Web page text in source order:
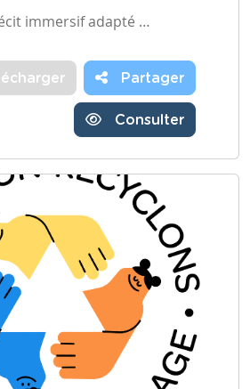
immersif adapté …
Partager
Consulter